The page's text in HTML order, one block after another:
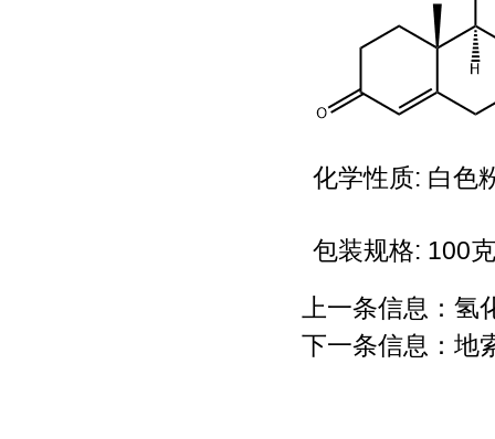
化学性质:​ 白色
包装规格: 100
上一条信息： 氢
下一条信息： 地